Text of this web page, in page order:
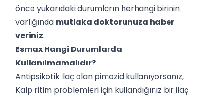
önce yukarıdaki durumların herhangi birinin
varlığında mutlaka doktorunuza haber
veriniz.
Esmax Hangi Durumlarda
Kullanılmamalıdır?
Antipsikotik ilaç olan pimozid kullanıyorsanız,
Kalp ritim problemleri için kullandığınız bir ilaç